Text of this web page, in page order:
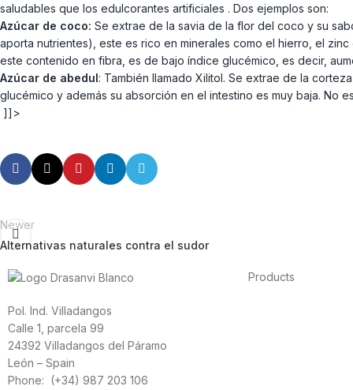
saludables que los edulcorantes artificiales . Dos ejemplos son:
Azúcar de coco: Se extrae de la savia de la flor del coco y su
aporta nutrientes), este es rico en minerales como el hierro, el
este contenido en fibra, es de bajo índice glucémico, es decir,
Azúcar de abedul: También llamado Xilitol. Se extrae de la
glucémico y además su absorción en el intestino es muy baja. No
]]>
Newer
Alternativas naturales contra el sudor
Pol. Ind. Villadangos
Calle 1, parcela 99
24392 Villadangos del Páramo
León – Spain
Phone: (+34) 987 203 106
Products